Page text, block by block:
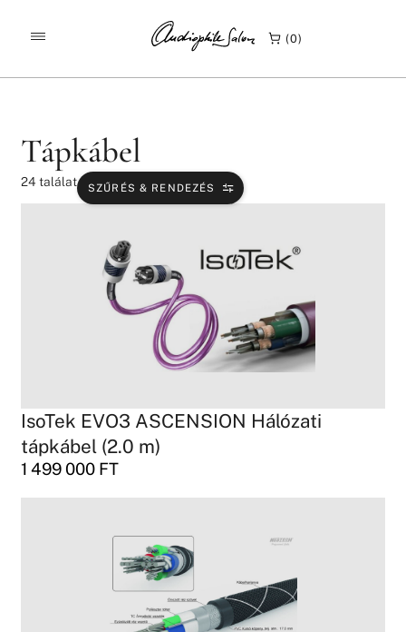
0
KEZDŐLAP TERMÉKEK / KÁBELEK / TÁPKÁBEL
Tápkábel
24 találat SZŰRÉS & RENDEZÉS
IsoTek EVO3 ASCENSION Hálózati
tápkábel (2.0 m)
1 499 000 FT